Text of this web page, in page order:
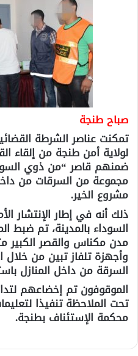
صباح طنجة
تمكنت عناصر الشرطة
لولاية أمن طنجة من
ضمنهم قاصر “من ذوي
مجموعة من السرقات من
مشروع الخير.
ذلك أنه في إطار الإنتشار
السوداء بالمدينة، تم ضبط
مدن مكناس والقصر الكبير
وأجهزة تلفاز تبين من خلال
السرقة من داخل المنازل
الموقوفون تم إخضاعهم
تحت الملاحظة تنفيذا
محكمة الإستئناف بطنجة.